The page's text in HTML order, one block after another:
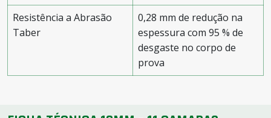
Resistência a Abrasão
Taber
0,28 mm de redução na
espessura com 95 % de
desgaste no corpo de
prova